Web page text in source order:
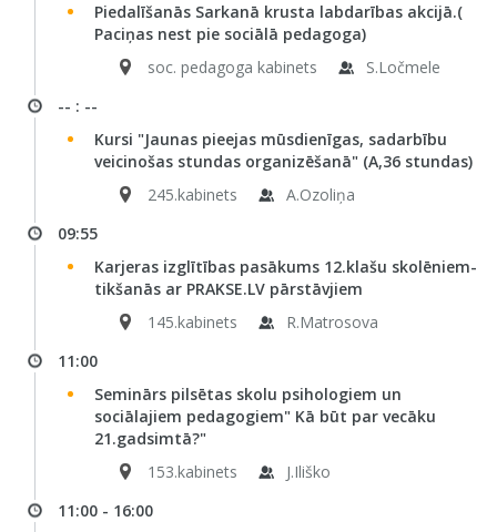
Piedalīšanās Sarkanā krusta labdarības akcijā.(
Paciņas nest pie sociālā pedagoga)
soc. pedagoga kabinets
S.Ločmele
-- : --
Kursi "Jaunas pieejas mūsdienīgas, sadarbību
veicinošas stundas organizēšanā" (A,36 stundas)
245.kabinets
A.Ozoliņa
09:55
Karjeras izglītības pasākums 12.klašu skolēniem-
tikšanās ar PRAKSE.LV pārstāvjiem
145.kabinets
R.Matrosova
11:00
Seminārs pilsētas skolu psihologiem un
sociālajiem pedagogiem" Kā būt par vecāku
21.gadsimtā?"
153.kabinets
J.Iliško
11:00 - 16:00